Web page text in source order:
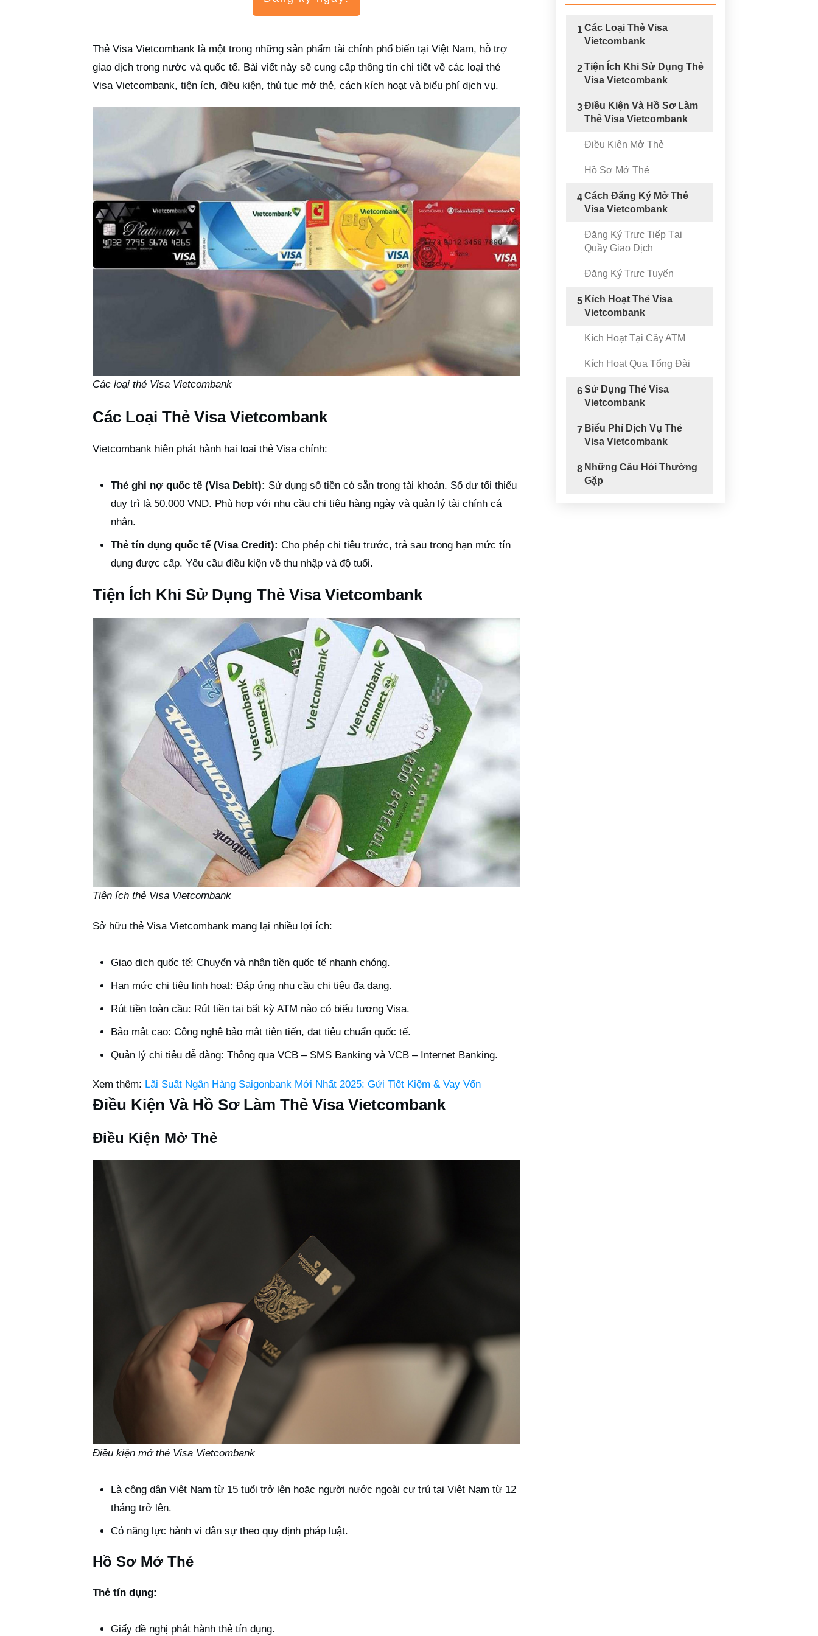
Thẻ Visa Vietcombank là một trong những sản phẩm tài chính phổ biến tại Việt Nam, hỗ trợ
giao dịch trong nước và quốc tế. Bài viết này sẽ cung cấp thông tin chi tiết về các loại thẻ
Visa Vietcombank, tiện ích, điều kiện, thủ tục mở thẻ, cách kích hoạt và biểu phí dịch vụ.
Các loại thẻ Visa Vietcombank
Các Loại Thẻ Visa Vietcombank
Vietcombank hiện phát hành hai loại thẻ Visa chính:
Thẻ ghi nợ quốc tế (Visa Debit): Sử dụng số tiền có sẵn trong tài khoản. Số dư tối thiểu
duy trì là 50.000 VND. Phù hợp với nhu cầu chi tiêu hàng ngày và quản lý tài chính cá
nhân.
Thẻ tín dụng quốc tế (Visa Credit): Cho phép chi tiêu trước, trả sau trong hạn mức tín
dụng được cấp. Yêu cầu điều kiện về thu nhập và độ tuổi.
Tiện Ích Khi Sử Dụng Thẻ Visa Vietcombank
Tiện ích thẻ Visa Vietcombank
Sở hữu thẻ Visa Vietcombank mang lại nhiều lợi ích:
Giao dịch quốc tế: Chuyển và nhận tiền quốc tế nhanh chóng.
Hạn mức chi tiêu linh hoạt: Đáp ứng nhu cầu chi tiêu đa dạng.
Rút tiền toàn cầu: Rút tiền tại bất kỳ ATM nào có biểu tượng Visa.
Bảo mật cao: Công nghệ bảo mật tiên tiến, đạt tiêu chuẩn quốc tế.
Quản lý chi tiêu dễ dàng: Thông qua VCB – SMS Banking và VCB – Internet Banking.
Xem thêm: Lãi Suất Ngân Hàng Saigonbank Mới Nhất 2025: Gửi Tiết Kiệm & Vay Vốn
Điều Kiện Và Hồ Sơ Làm Thẻ Visa Vietcombank
Điều Kiện Mở Thẻ
Điều kiện mở thẻ Visa Vietcombank
Là công dân Việt Nam từ 15 tuổi trở lên hoặc người nước ngoài cư trú tại Việt Nam từ 12
tháng trở lên.
Có năng lực hành vi dân sự theo quy định pháp luật.
Hồ Sơ Mở Thẻ
Thẻ tín dụng:
Giấy đề nghị phát hành thẻ tín dụng.
1Các Loại Thẻ Visa
Vietcombank
2Tiện Ích Khi Sử Dụng Thẻ
Visa Vietcombank
3Điều Kiện Và Hồ Sơ Làm
Thẻ Visa Vietcombank
Điều Kiện Mở Thẻ
Hồ Sơ Mở Thẻ
4Cách Đăng Ký Mở Thẻ
Visa Vietcombank
Đăng Ký Trực Tiếp Tại
Quầy Giao Dịch
Đăng Ký Trực Tuyến
5 Kích Hoạt Thẻ Visa
Vietcombank
Kích Hoạt Tại Cây ATM
Kích Hoạt Qua Tổng Đài
6Sử Dụng Thẻ Visa
Vietcombank
7 Biểu Phí Dịch Vụ Thẻ
Visa Vietcombank
8 Những Câu Hỏi Thường
Gặp